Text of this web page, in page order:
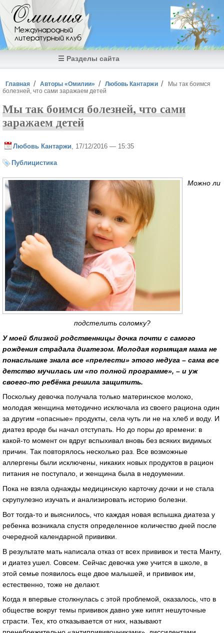
Перейти к основному содержанию
Омилия
Международный
литературный клуб
☰ Разделы сайта
Вы здесь
Главная Авторы «Омилии» Любовь Кантаржи
Мы так боимся
болезней, что сами заражаем детей
Мы так боимся болезней, что сами
заражаем детей
Любовь Кантаржи , 17/12/2016 — 15:35
Публицистика
Можно ли
подстелить соломку?
У моей близкой родственницы дочка почти с самого
рождения страдала диатезом. Молодая кормящая мама не
понаслышке знала все «прелести» этого недуга – сама все
детство мучилась им «по полной программе», – и уж
своего-то ребёнка решила защитить.
Поскольку девочка получала только материнское молоко,
молодая женщина методично исключала из своего рациона один
за другим «опасные» продукты, села чуть ли не на хлеб и воду. И
диатез вроде бы начал отступать. Но до поры до времени: в
какой-то момент он вдруг вспыхивал вновь без всяких видимых
причин. Так повторялось несколько раз. Все возможные
аллергены были исключены, никаких новых продуктов в рацион
питания не поступало, и женщина была в недоумении.
Пока не взяла однажды медицинскую карточку дочки и не стала
скрупулезно изучать и анализировать историю болезни.
Вот тогда-то и выяснилось, что каждая новая вспышка диатеза у
ребенка возникала спустя определенное количество дней после
очередной календарной прививки.
В результате мать написала отказ от всех прививок и теста Манту,
и диатез ушел. Совсем. Сейчас девочка уже учится в школе, в
этой семье появилось еще двое малышей, и прививок им,
естественно, тоже не делают.
Когда я впервые столкнулась с этой проблемой, оказалось, что в
обществе вокруг темы прививок давно уже кипят нешуточные
страсти. Тех, кто отказывается от них, называют